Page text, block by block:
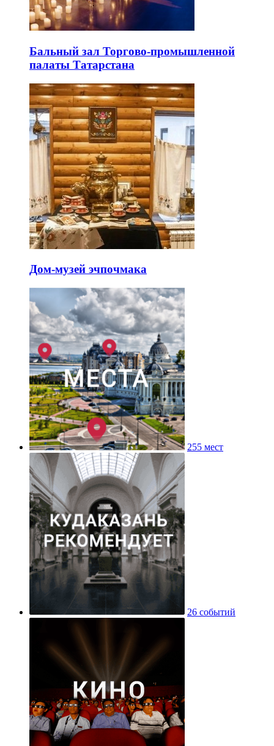
Бальный зал Торгово-промышленной
палаты Татарстана
Дом-музей эчпочмака
255 мест
26 событий